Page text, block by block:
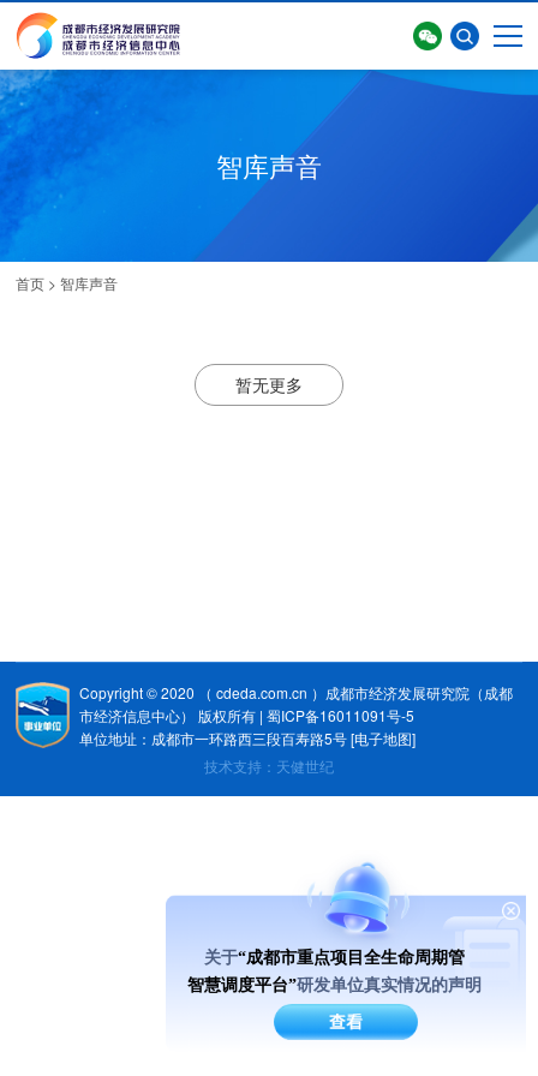
关于“成都市重点项目全生命周期管
智慧调度平台”研发单位真实情况的声明
智库声音
首页 >智库声音
暂无更多
Copyright © 2020 （ cdeda.com.cn ）成都市经济发展研究院（成都
市经济信息中心） 版权所有 | 蜀ICP备16011091号-5
单位地址：成都市一环路西三段百寿路5号[电子地图]
技术支持：天健世纪